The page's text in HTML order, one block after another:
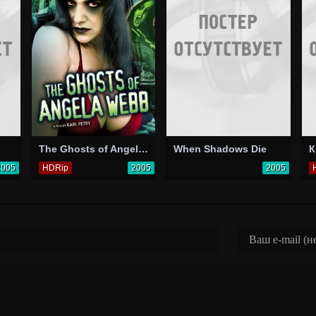
The Ghosts of Angela Webb
HDRip 2005
When Shadows Die
2005